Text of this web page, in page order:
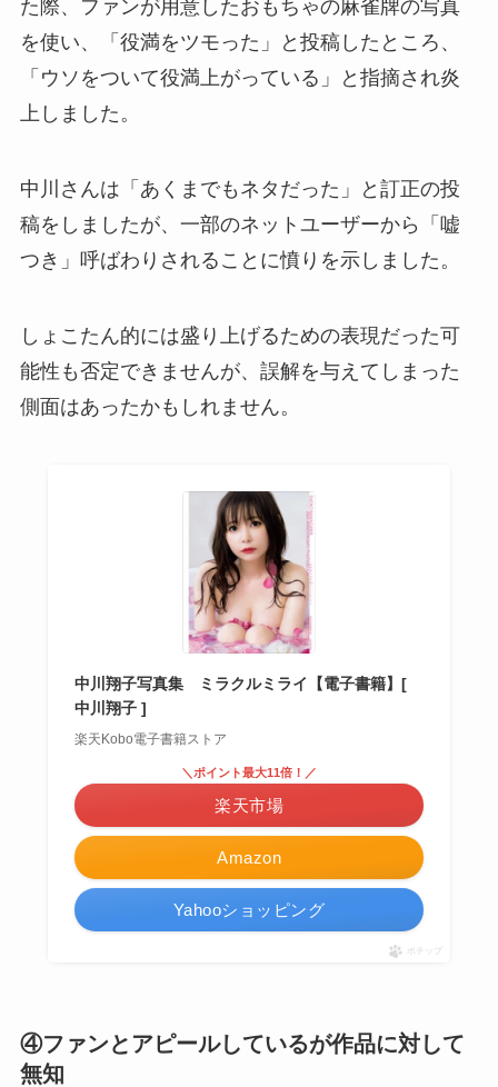
た際、ファンが用意したおもちゃの麻雀牌の写真
を使い、「役満をツモった」と投稿したところ、
「ウソをついて役満上がっている」と指摘され炎
上しました。
中川さんは「あくまでもネタだった」と訂正の投
稿をしましたが、一部のネットユーザーから「嘘
つき」呼ばわりされることに憤りを示しました。
しょこたん的には盛り上げるための表現だった可
能性も否定できませんが、誤解を与えてしまった
側面はあったかもしれません。
中川翔子写真集 ミラクルミライ【電子書籍】[
中川翔子 ]
楽天Kobo電子書籍ストア
Amazon
＼ポイント最大11倍！／
楽天市場
Yahooショッピング
ポチップ
④ファンとアピールしているが作品に対して
無知